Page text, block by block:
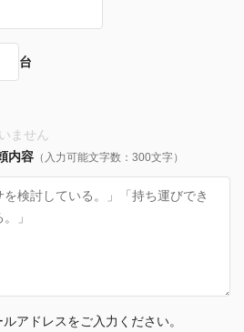
台
ません
内容 （入力可能文字数：300文字）
アドレスをご入力ください。